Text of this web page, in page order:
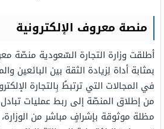
منصة معروف الإلكترونية
​​أطلقت وزارة التجارة السّعودية منصّة
بمثابة أداة لِزيادة الثقة بين البائعين
في المجالات التي ترتبطُ بِالتجارة
من إطلاق المنصّة إلى ربط عمليات تبادل
مظلة موثوقة بإشرافٍ مباشر من